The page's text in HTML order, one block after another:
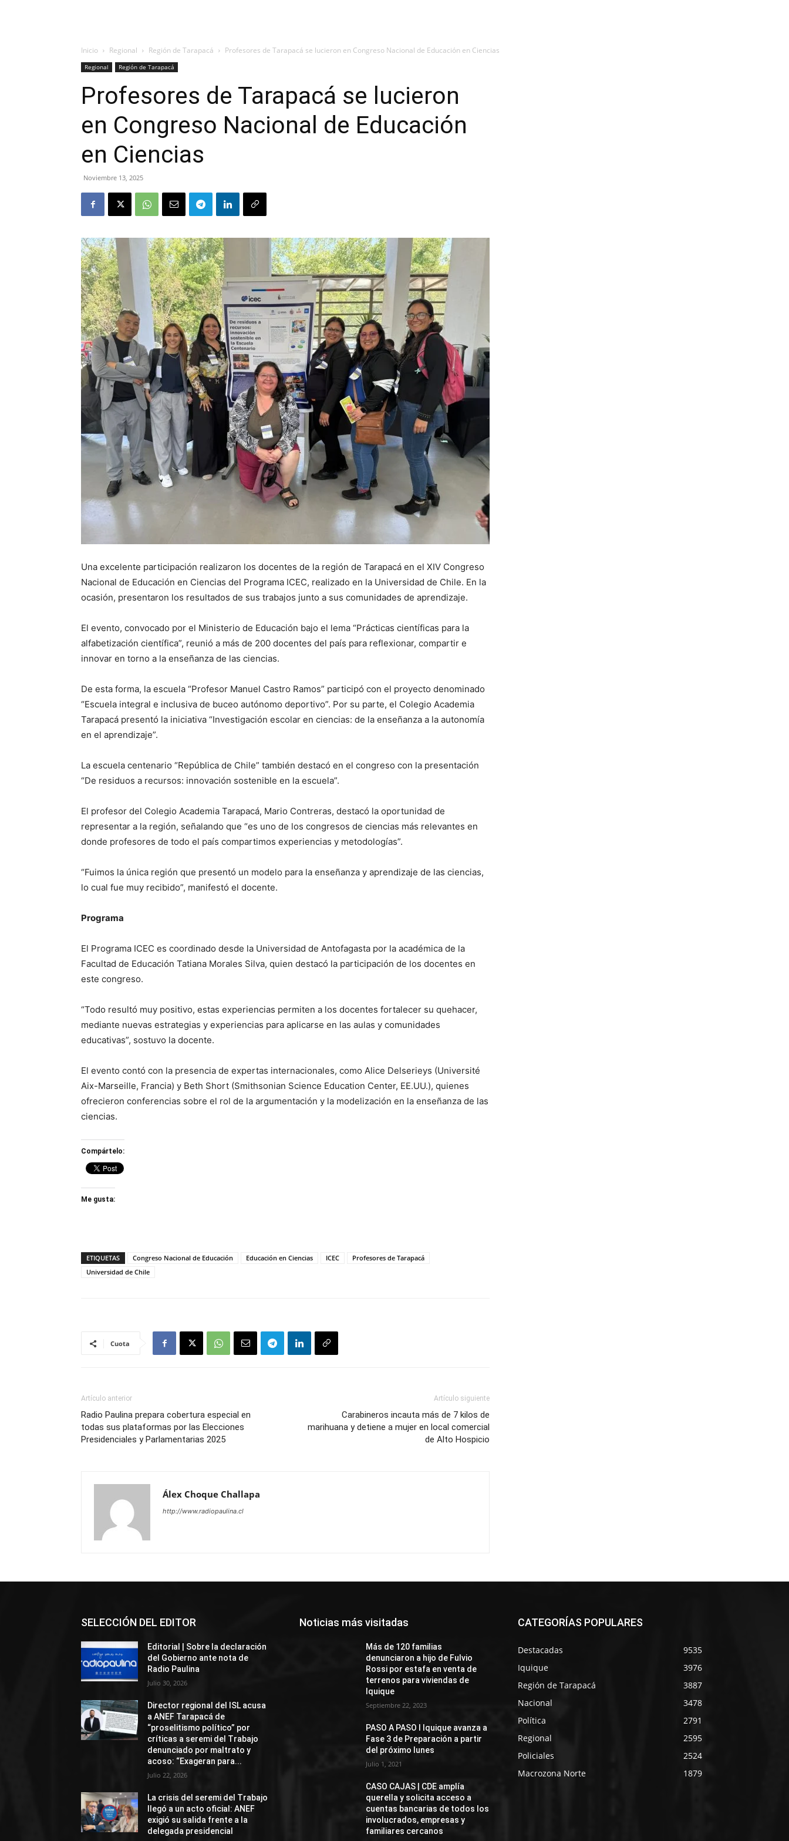
Inicio Regional Región de Tarapacá Profesores de Tarapacá se lucieron en Congreso Nacional de Educación en Ciencias
Regional Región de Tarapacá
Profesores de Tarapacá se lucieron
en Congreso Nacional de Educación
en Ciencias
Noviembre 13, 2025
Una excelente participación realizaron los docentes de la región de Tarapacá en el XIV Congreso
Nacional de Educación en Ciencias del Programa ICEC, realizado en la Universidad de Chile. En la
ocasión, presentaron los resultados de sus trabajos junto a sus comunidades de aprendizaje.
El evento, convocado por el Ministerio de Educación bajo el lema “Prácticas científicas para la
alfabetización científica”, reunió a más de 200 docentes del país para reflexionar, compartir e
innovar en torno a la enseñanza de las ciencias.
De esta forma, la escuela “Profesor Manuel Castro Ramos” participó con el proyecto denominado
“Escuela integral e inclusiva de buceo autónomo deportivo”. Por su parte, el Colegio Academia
Tarapacá presentó la iniciativa “Investigación escolar en ciencias: de la enseñanza a la autonomía
en el aprendizaje”.
La escuela centenario “República de Chile” también destacó en el congreso con la presentación
“De residuos a recursos: innovación sostenible en la escuela”.
El profesor del Colegio Academia Tarapacá, Mario Contreras, destacó la oportunidad de
representar a la región, señalando que “es uno de los congresos de ciencias más relevantes en
donde profesores de todo el país compartimos experiencias y metodologías”.
“Fuimos la única región que presentó un modelo para la enseñanza y aprendizaje de las ciencias,
lo cual fue muy recibido”, manifestó el docente.
Programa
El Programa ICEC es coordinado desde la Universidad de Antofagasta por la académica de la
Facultad de Educación Tatiana Morales Silva, quien destacó la participación de los docentes en
este congreso.
“Todo resultó muy positivo, estas experiencias permiten a los docentes fortalecer su quehacer,
mediante nuevas estrategias y experiencias para aplicarse en las aulas y comunidades
educativas”, sostuvo la docente.
El evento contó con la presencia de expertas internacionales, como Alice Delserieys (Université
Aix-Marseille, Francia) y Beth Short (Smithsonian Science Education Center, EE.UU.), quienes
ofrecieron conferencias sobre el rol de la argumentación y la modelización en la enseñanza de las
ciencias.
Compártelo:
Me gusta:
ETIQUETAS Congreso Nacional de Educación Educación en Ciencias ICEC
Profesores de Tarapacá
Universidad de Chile
Cuota
Artículo anterior
Radio Paulina prepara cobertura especial en
todas sus plataformas por las Elecciones
Presidenciales y Parlamentarias 2025
Artículo siguiente
Carabineros incauta más de 7 kilos de
marihuana y detiene a mujer en local comercial
de Alto Hospicio
Álex Choque Challapa
http://www.radiopaulina.cl
SELECCIÓN DEL EDITOR
Editorial | Sobre la declaración
del Gobierno ante nota de
Radio Paulina
Julio 30, 2026
Director regional del ISL acusa
a ANEF Tarapacá de
“proselitismo político” por
críticas a seremi del Trabajo
denunciado por maltrato y
acoso: “Exageran para...
Julio 22, 2026
La crisis del seremi del Trabajo
llegó a un acto oficial: ANEF
exigió su salida frente a la
delegada presidencial
Noticias más visitadas
Más de 120 familias
denunciaron a hijo de Fulvio
Rossi por estafa en venta de
terrenos para viviendas de
Iquique
Septiembre 22, 2023
PASO A PASO I Iquique avanza a
Fase 3 de Preparación a partir
del próximo lunes
Julio 1, 2021
CASO CAJAS | CDE amplía
querella y solicita acceso a
cuentas bancarias de todos los
involucrados, empresas y
familiares cercanos
CATEGORÍAS POPULARES
Destacadas
9535
Iquique
3976
Región de Tarapacá
3887
Nacional
3478
Política
2791
Regional
2595
Policiales
2524
Macrozona Norte
1879